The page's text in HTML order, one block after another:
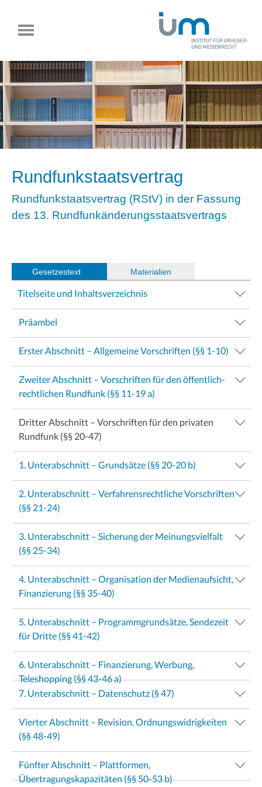
Rundfunkstaatsvertrag
Rundfunkstaatsvertrag (RStV) in der Fassung
des 13. Rundfunkänderungsstaatsvertrags
Gesetzestext Materialien
Titelseite und Inhaltsverzeichnis
Präambel
Erster Abschnitt – Allgemeine Vorschriften (§§ 1-10)
Zweiter Abschnitt – Vorschriften für den öffentlich-
rechtlichen Rundfunk (§§ 11-19 a)
Dritter Abschnitt – Vorschriften für den privaten
Rundfunk (§§ 20-47)
1. Unterabschnitt – Grundsätze (§§ 20-20 b)
2. Unterabschnitt – Verfahrensrechtliche Vorschriften
(§§ 21-24)
3. Unterabschnitt – Sicherung der Meinungsvielfalt
(§§ 25-34)
4. Unterabschnitt – Organisation der Medienaufsicht,
Finanzierung (§§ 35-40)
5. Unterabschnitt – Programmgrundsätze, Sendezeit
für Dritte (§§ 41-42)
6. Unterabschnitt – Finanzierung, Werbung,
Teleshopping (§§ 43-46 a)
7. Unterabschnitt – Datenschutz (§ 47)
Vierter Abschnitt – Revision, Ordnungswidrigkeiten
(§§ 48-49)
Fünfter Abschnitt – Plattformen,
Übertragungskapazitäten (§§ 50-53 b)